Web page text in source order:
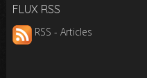
FLUX RSS
RSS - Articles